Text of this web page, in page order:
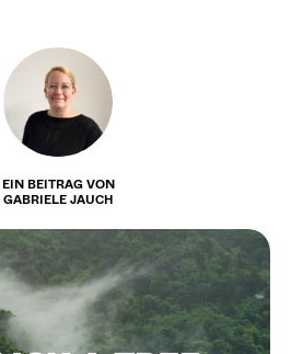
EIN BEITRAG VON
GABRIELE JAUCH